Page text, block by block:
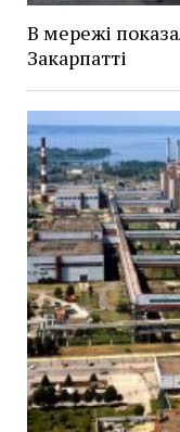
В мережі
Закарпатті